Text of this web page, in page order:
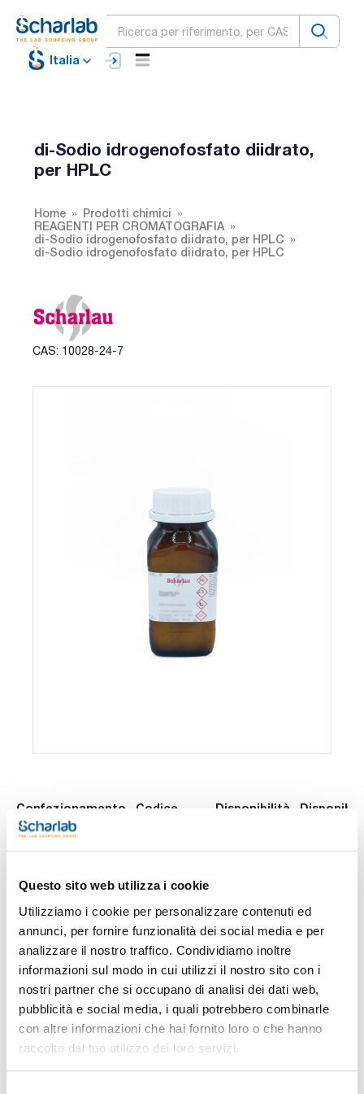
Questo sito web utilizza i cookie
Utilizziamo i cookie per personalizzare contenuti ed
annunci, per fornire funzionalità dei social media e per
analizzare il nostro traffico. Condividiamo inoltre
informazioni sul modo in cui utilizzi il nostro sito con i
nostri partner che si occupano di analisi dei dati web,
pubblicità e social media, i quali potrebbero combinarle
con altre informazioni che hai fornito loro o che hanno
raccolto dal tuo utilizzo dei loro servizi.
Italia
di-Sodio idrogenofosfato diidrato,
per HPLC
Home
Prodotti chimici
REAGENTI PER CROMATOGRAFIA
di-Sodio idrogenofosfato diidrato, per HPLC
di-Sodio idrogenofosfato diidrato, per HPLC
CAS: 10028-24-7
Confezionamento Codice
Disponibilità
x 250 g :: Glass
Stampa pagina prodotto
Capacità : x 250 g
- Synonyms: Sodium monohydrogen phosphate, Sodium
phosphate dibasic
- Na2HPO4·2H2O
- CAS [10028-24-7]
Vedi di più